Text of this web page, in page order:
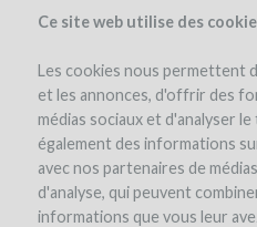
Ce site web utilise des
Les cookies nous permettent
et les annonces, d'offrir des
médias sociaux et d'analyser
également des informations
avec nos partenaires de
d'analyse, qui peuvent
informations que vous leur